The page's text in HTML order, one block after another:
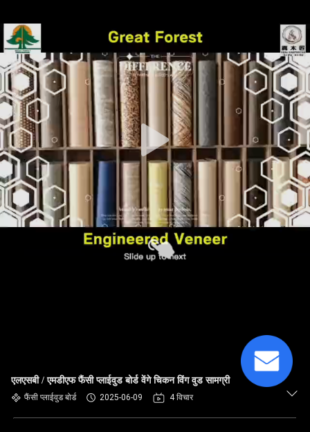
एलएसबी / एमडीएफ फैंसी प्लाईवुड बोर्ड वेंगे चिकन विंग वुड सामग्री
फैंसी प्लाईवुड बोर्ड 2025-06-09 4 विचार